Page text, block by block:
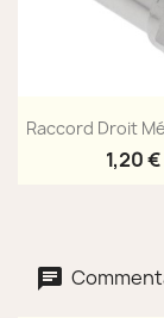
Aperçu
Raccord Droit
1,20 €